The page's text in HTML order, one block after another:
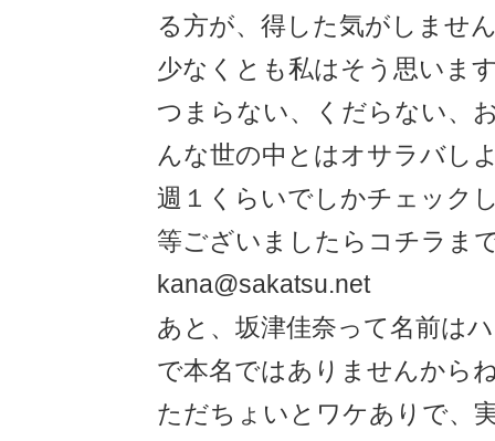
る方が、得した気がしませ
少なくとも私はそう思いま
つまらない、くだらない、
んな世の中とはオサラバし
週１くらいでしかチェック
等ございましたらコチラま
kana@sakatsu.net
あと、坂津佳奈って名前は
で本名ではありませんから
ただちょいとワケありで、